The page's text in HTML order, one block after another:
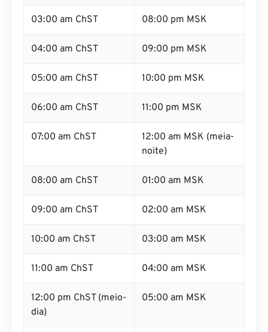
03:00 am ChST 08:00 pm MSK
04:00 am ChST 09:00 pm MSK
05:00 am ChST 10:00 pm MSK
06:00 am ChST 11:00 pm MSK
07:00 am ChST
12:00 am MSK (meia-
noite)
08:00 am ChST 01:00 am MSK
09:00 am ChST 02:00 am MSK
10:00 am ChST 03:00 am MSK
11:00 am ChST 04:00 am MSK
12:00 pm ChST (meio-
dia)
05:00 am MSK